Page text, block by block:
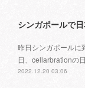
シンガポールで
昨日シンガポールに
日、cellarbrationの
2022.12.20 03:06